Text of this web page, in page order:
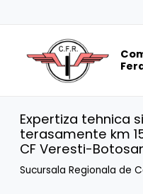
Expertiza tehnica
terasamente km
CF Veresti-
Sucursala Regionala de